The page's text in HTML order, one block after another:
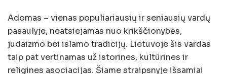
Adomas – vienas populiariausių ir seniausių vardų
pasaulyje, neatsiejamas nuo krikščionybės,
judaizmo bei islamo tradicijų. Lietuvoje šis vardas
taip pat vertinamas už istorines, kultūrines ir
religines asociacijas. Šiame straipsnyje išsamiai